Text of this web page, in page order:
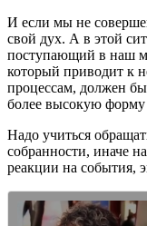
И если мы не
свой дух. А в этой
поступающий в наш
который приводит к
процессам, должен
более высокую форму
Надо учиться
собранности, иначе
реакции на события,